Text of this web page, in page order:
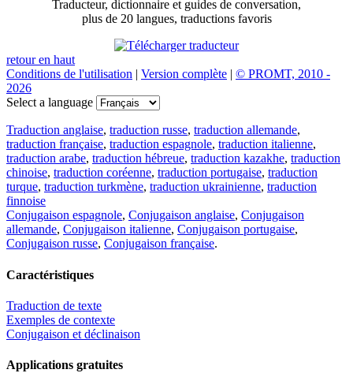
Traducteur, dictionnaire et guides de conversation,
plus de 20 langues, traductions favoris
retour en haut
Conditions de l'utilisation | Version complète | © PROMT, 2010 -
2026
Select a language
Traduction anglaise, traduction russe, traduction allemande,
traduction française, traduction espagnole, traduction italienne,
traduction arabe, traduction hébreue, traduction kazakhe, traduction
chinoise, traduction coréenne, traduction portugaise, traduction
turque, traduction turkmène, traduction ukrainienne, traduction
finnoise
Conjugaison espagnole, Conjugaison anglaise, Conjugaison
allemande, Conjugaison italienne, Conjugaison portugaise,
Conjugaison russe, Conjugaison française.
Caractéristiques
Traduction de texte
Exemples de contexte
Conjugaison et déclinaison
Applications gratuites